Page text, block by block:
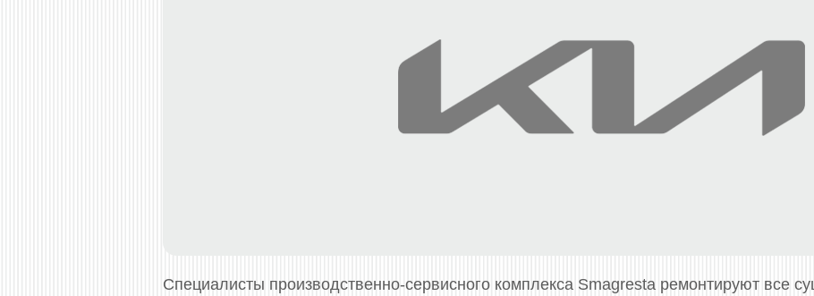
Специалисты производственно-сервисного комплекса Smagresta ремонтируют все